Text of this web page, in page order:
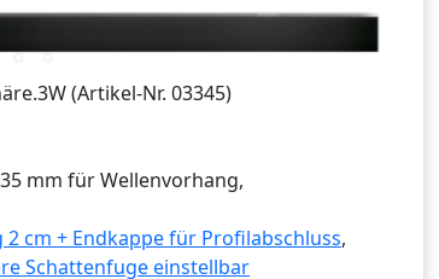
(Artikel-Nr. 03345)
mm für Wellenvorhang,
cm + Endkappe für Profilabschluss,
Schattenfuge einstellbar